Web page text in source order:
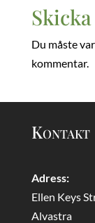
Du måste
kommentar.
Kontakt
Adress:
Ellen Keys
Alvastra